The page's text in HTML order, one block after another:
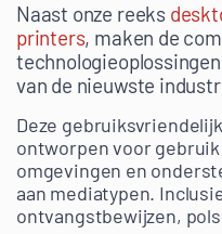
Naast onze reeks
printers, maken de
van de nieuwste
Deze
ontworpen voor
omgevingen en
aan mediatypen.
ontvangstbewijzen,